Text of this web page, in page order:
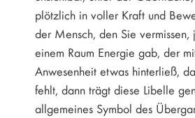
plötzlich in voller Kraft und
der Mensch, den Sie vermissen,
einem Raum Energie gab, der
Anwesenheit etwas hinterließ,
fehlt, dann trägt diese Libelle
allgemeines Symbol des